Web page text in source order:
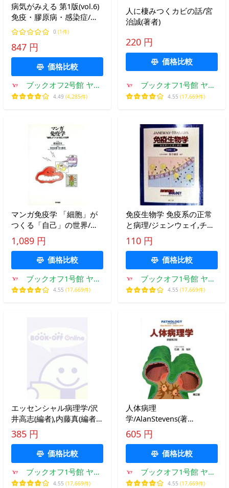
病気がみえる 第1版(vol.6)
免疫・膠原病・感染症/医
療情報科学研究所(編者)
0 (1件)
847 円
価格比較
ブックオフ2号館 ヤフ
ーショッピング店
4.49 (4,285件)
人に棲みつくカビの話/宮
治誠(著者)
220 円
価格比較
ブックオフ1号館 ヤフ
ーショッピング店
4.55 (17,669件)
マンガ免疫学 「細胞」が
つくる「自己」の世界/萩
原清文(著者)
1,089 円
価格比較
ブックオフ1号館 ヤフ
ーショッピング店
4.55 (17,669件)
免疫生物学 免疫系の正常
と病理/ジェンウェイ,チャ
ールズ A.,Jr.(著者),ポールト
ラバース(
110 円
価格比較
ブックオフ1号館 ヤフ
ーショッピング店
4.55 (17,669件)
エッセンシャル病理学/沢
井高志(編者),内藤真(編者),
名倉宏(編者),八木橋操六(
385 円
価格比較
ブックオフ1号館 ヤフ
ーショッピング店
4.55 (17,669件)
人体病理
学/AlanStevens(著
者),JamesLowe(著者),石倉
浩(訳者)
605 円
価格比較
ブックオフ1号館 ヤフ
ーショッピング店
4.55 (17,669件)